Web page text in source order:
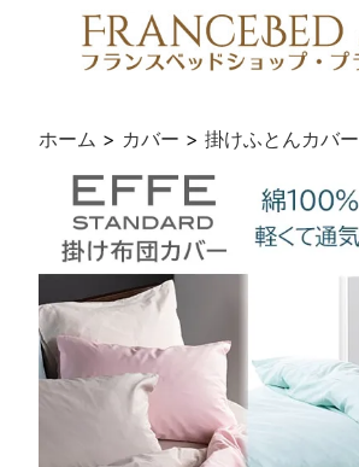
ホーム > カバー > 掛けふとんカバー